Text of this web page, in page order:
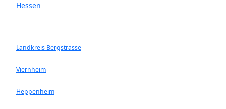
Hessen
Landkreis Bergstrasse
Viernheim
Heppenheim